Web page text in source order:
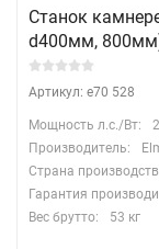
Станок
d400мм,
Артикул: e70 528
Мощность л.с./Вт:
Производитель:
Страна
Гарантия
Вес брутто:
53 кг